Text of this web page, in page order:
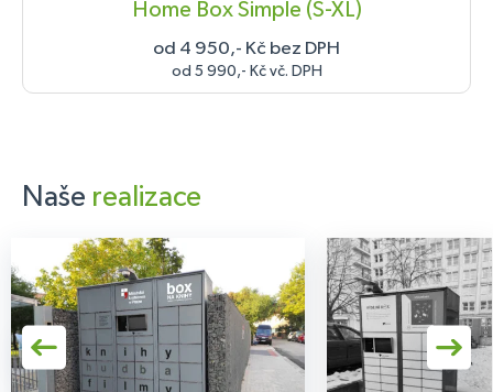
Home Box Simple (S-XL)
od 4 950,- Kč bez DPH
od 5 990,- Kč vč. DPH
Naše realizace